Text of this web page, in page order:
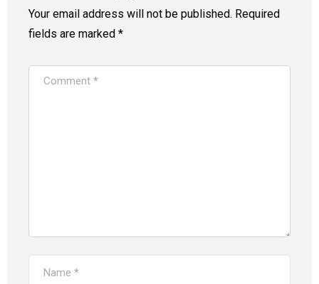
Your email address will not be published. Required
fields are marked *